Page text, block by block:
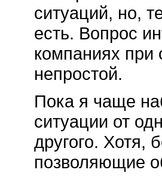
ситуаций, но,
есть. Вопрос
компаниях
непростой.
Пока я чаще
ситуации от
другого. Хотя,
позволяющие